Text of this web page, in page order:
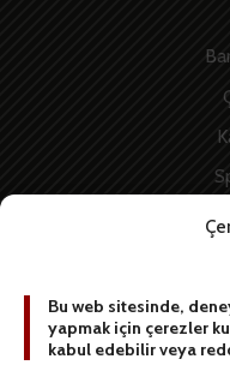
Bu web sitesinde,
yapmak için çerezler
kabul edebilir veya